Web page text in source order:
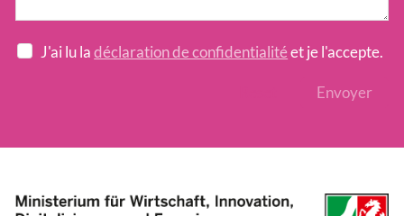
J'ai lu ladéclaration de confidentialitéet je l'accepte.
Envoyer